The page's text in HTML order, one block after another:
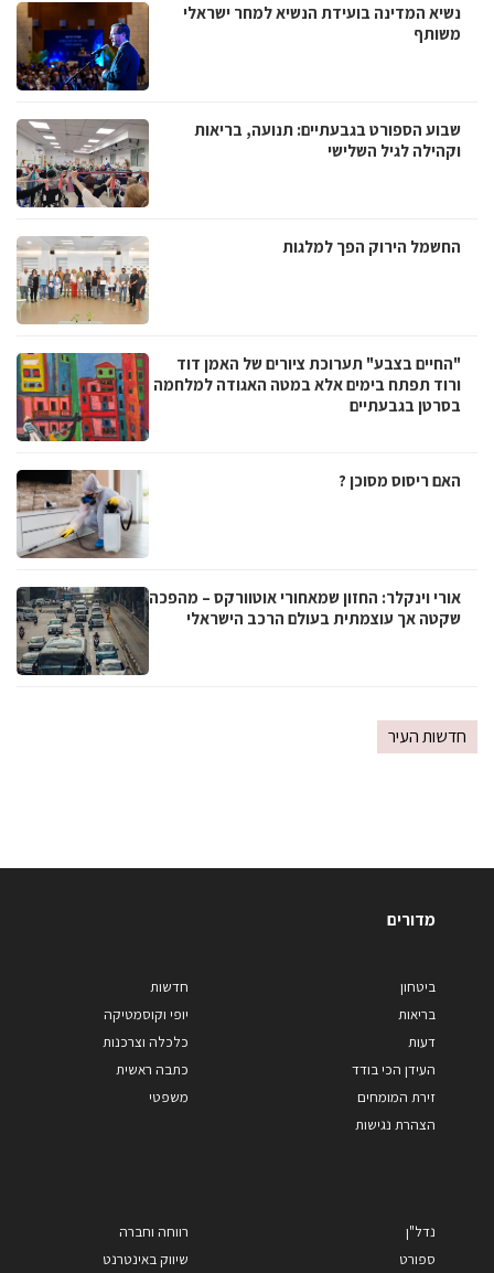
נשיא המדינה בועידת הנשיא למחר ישראלי
משותף
שבוע הספורט בגבעתיים: תנועה, בריאות
וקהילה לגיל השלישי
החשמל הירוק הפך למלגות
"החיים בצבע" תערוכת ציורים של האמן דוד
ורוד תפתח בימים אלא במטה האגודה למלחמה
בסרטן בגבעתיים
האם ריסוס מסוכן ?
אורי וינקלר: החזון שמאחורי אוטוורקס – מהפכה
שקטה אך עוצמתית בעולם הרכב הישראלי
חדשות העיר
מדורים
ביטחון
בריאות
דעות
העידן הכי בודד
זירת המומחים
הצהרת נגישות
חדשות
יופי וקוסמטיקה
כלכלה וצרכנות
כתבה ראשית
משפטי
נדל"ן
ספורט
רווחה וחברה
שיווק באינטרנט